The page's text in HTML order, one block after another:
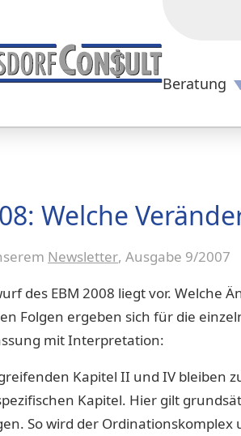
Beratung
Welche
Newsletter, Ausgabe 9/2007
des EBM 2008 liegt vor.
Folgen ergeben sich für die
mit Interpretation:
Kapitel II und IV bleiben
Kapitel. Hier gilt
So wird der